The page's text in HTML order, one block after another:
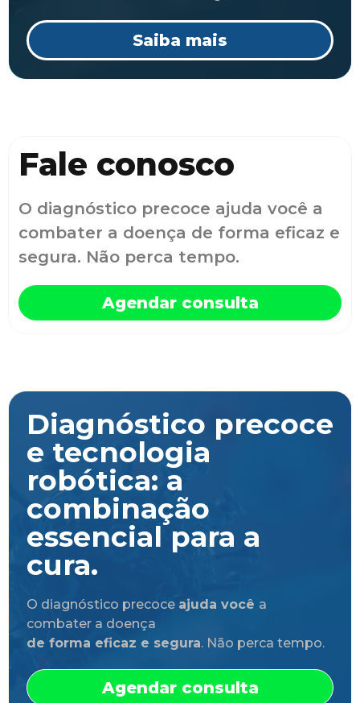
Saiba mais
Fale conosco
O diagnóstico precoce ajuda você a
combater a doença de forma eficaz e
segura. Não perca tempo.
Agendar consulta
Diagnóstico precoce
e tecnologia
robótica: a
combinação
essencial para a
cura.
O diagnóstico precoce ajuda você a
combater a doença
de forma eficaz e segura. Não perca tempo.
Agendar consulta